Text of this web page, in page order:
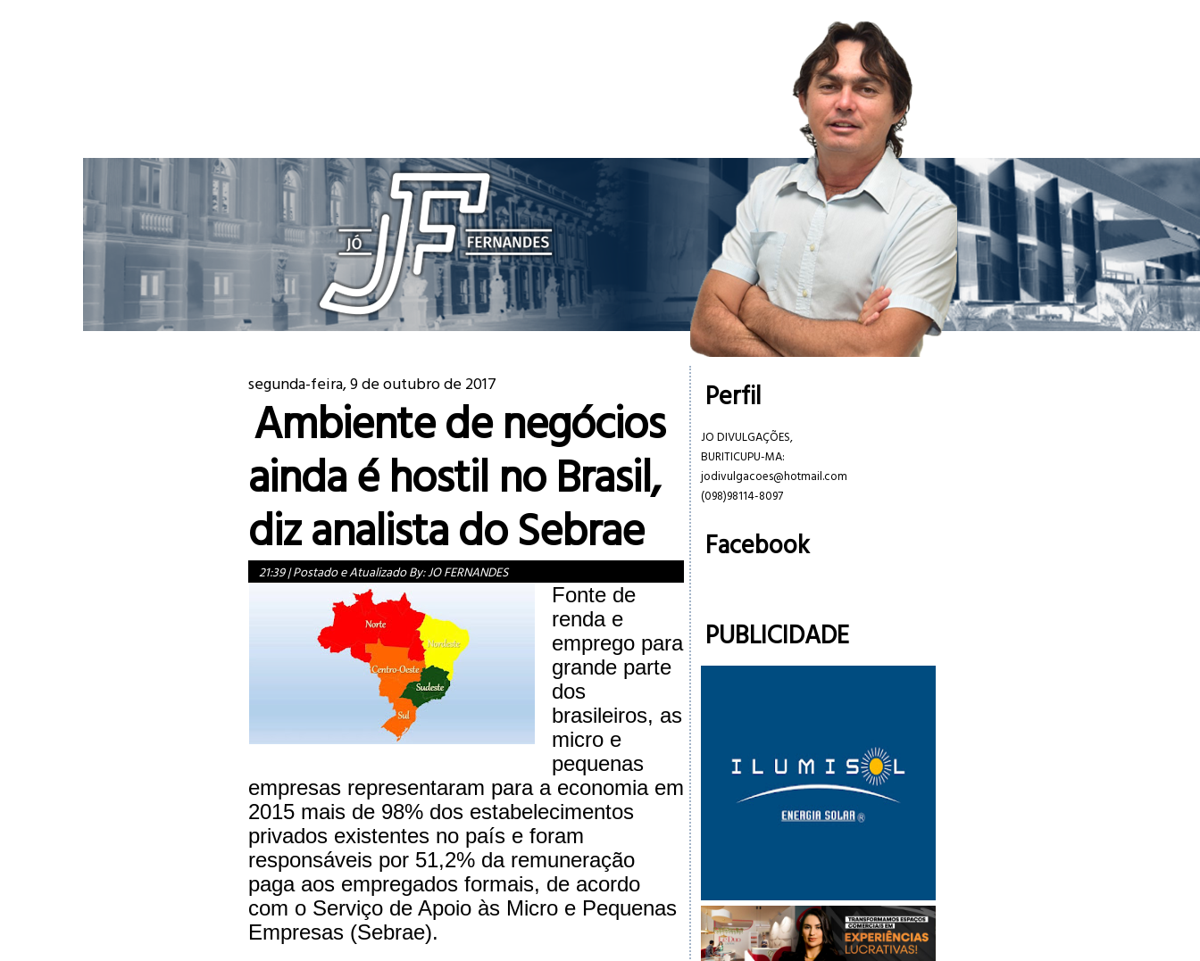
segunda-feira, 9 de outubro de 2017
Ambiente de negócios
ainda é hostil no Brasil,
diz analista do Sebrae
21:39|Postado e Atualizado By:JO FERNANDES
Fonte de
renda e
emprego para
grande parte
dos
brasileiros, as
micro e
pequenas
empresas representaram para a economia em
2015 mais de 98% dos estabelecimentos
privados existentes no país e foram
responsáveis por 51,2% da remuneração
paga aos empregados formais, de acordo
com o Serviço de Apoio às Micro e Pequenas
Empresas (Sebrae).
Perfil
JO DIVULGAÇÕES,
BURITICUPU-MA:
jodivulgacoes@hotmail.com
(098)98114-8097
Facebook
PUBLICIDADE